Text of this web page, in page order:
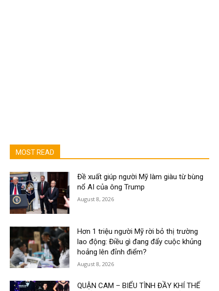
MOST READ
Đề xuất giúp người Mỹ làm giàu từ bùng
nổ AI của ông Trump
August 8, 2026
Hơn 1 triệu người Mỹ rời bỏ thị trường
lao động: Điều gì đang đẩy cuộc khủng
hoảng lên đỉnh điểm?
August 8, 2026
QUẬN CAM – BIỂU TÌNH ĐẦY KHÍ THẾ